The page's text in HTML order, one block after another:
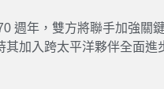
週年，雙方將聯手加強關
其加入跨太平洋夥伴全面進